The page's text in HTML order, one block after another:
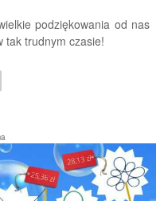
podziękowania od nas
tak trudnym czasie!